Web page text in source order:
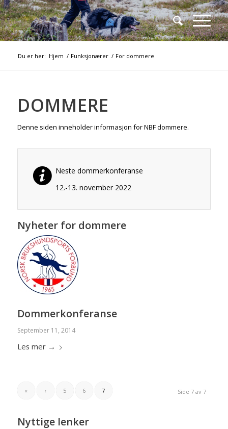
Du er her: Hjem / Funksjonærer / For dommere
DOMMERE
Denne siden inneholder informasjon for NBF dommere.
Neste dommerkonferanse
12.-13. november 2022
Nyheter for dommere
Dommerkonferanse
September 11, 2014
Les mer→
Side 7 av 7
« ‹ 5 6 7
Nyttige lenker